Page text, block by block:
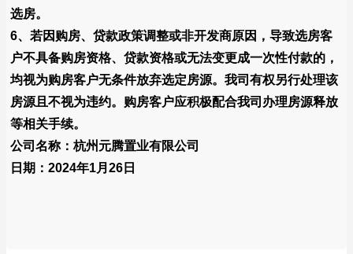
选房。
6、若因购房、贷款政策调整或非开发商原因，导致选房客
户不具备购房资格、贷款资格或无法变更成一次性付款的，
均视为购房客户无条件放弃选定房源。我司有权另行处理该
房源且不视为违约。购房客户应积极配合我司办理房源释放
等相关手续。
公司名称：杭州元腾置业有限公司
日期：2024年1月26日